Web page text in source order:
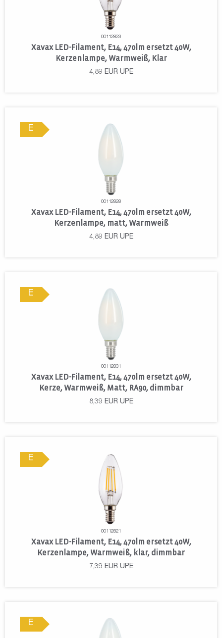
00112823
Xavax LED-Filament, E14, 470lm ersetzt 40W,
Kerzenlampe, Warmweiß, Klar
4,89 EUR UPE
E
00112828
Xavax LED-Filament, E14, 470lm ersetzt 40W,
Kerzenlampe, matt, Warmweiß
4,89 EUR UPE
E
00112831
Xavax LED-Filament, E14, 470lm ersetzt 40W,
Kerze, Warmweiß, Matt, RA90, dimmbar
8,39 EUR UPE
E
00112821
Xavax LED-Filament, E14, 470lm ersetzt 40W,
Kerzenlampe, Warmweiß, klar, dimmbar
7,39 EUR UPE
E